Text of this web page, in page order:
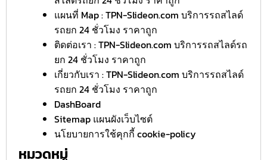
แผนที่ Map : TPN-Slideon.com บริการรถสไลด์
รถยก 24 ชั่วโมง ราคาถูก
ติดต่อเรา : TPN-Slideon.com บริการรถสไลด์รถ
ยก 24 ชั่วโมง ราคาถูก
เกี่ยวกับเรา : TPN-Slideon.com บริการรถสไลด์
รถยก 24 ชั่วโมง ราคาถูก
DashBoard
Sitemap แผนผังเว็บไซต์
นโยบายการใช้คุกกี้ cookie-policy
หมวดหมู่